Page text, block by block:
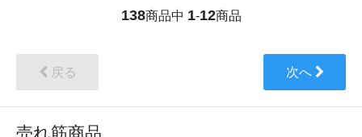
138商品中 1-12商品
戻る 次へ
売れ筋商品